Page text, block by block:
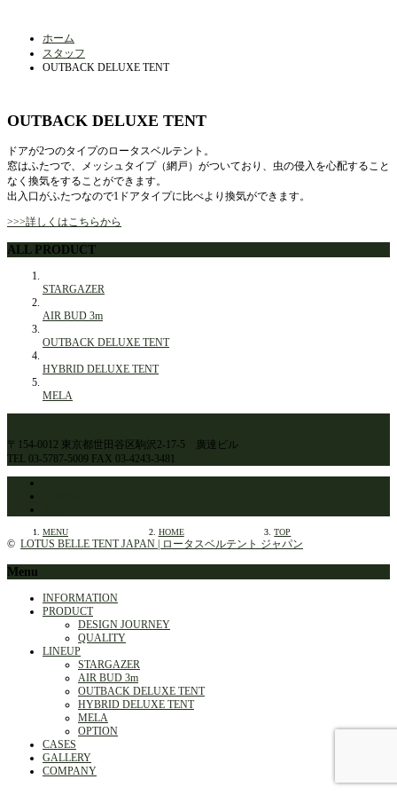
ホーム
スタッフ
OUTBACK DELUXE TENT
OUTBACK DELUXE TENT
ドアが2つのタイプのロータスベルテント。
窓はふたつで、メッシュタイプ（網戸）がついており、虫の侵入を心配すること
なく換気をすることができます。
出入口がふたつなので1ドアタイプに比べより換気ができます。
>>>詳しくはこちらから
ALL PRODUCT
STARGAZER
AIR BUD 3m
OUTBACK DELUXE TENT
HYBRID DELUXE TENT
MELA
〒154-0012 東京都世田谷区駒沢2-17-5 廣達ビル
TEL 03-5787-5009 FAX 03-4243-3481
MENU HOME TOP
© LOTUS BELLE TENT JAPAN | ロータスベルテント ジャパン
Menu
INFORMATION
PRODUCT
DESIGN JOURNEY
QUALITY
LINEUP
STARGAZER
AIR BUD 3m
OUTBACK DELUXE TENT
HYBRID DELUXE TENT
MELA
OPTION
CASES
GALLERY
COMPANY